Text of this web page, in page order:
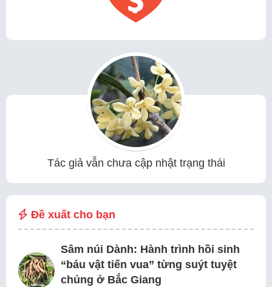
Tác giả vẫn chưa cập nhật trạng thái
Đề xuất cho bạn
Sâm núi Dành: Hành trình hồi sinh
“báu vật tiến vua” từng suýt tuyệt
chủng ở Bắc Giang